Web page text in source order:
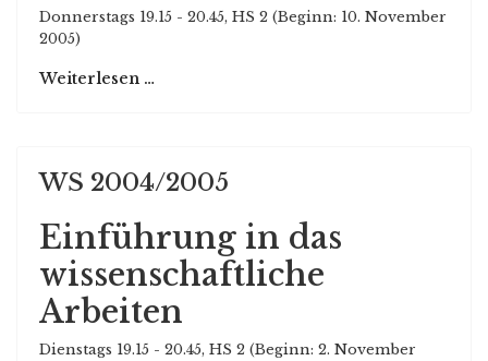
Donnerstags 19.15 - 20.45, HS 2 (Beginn: 10. November
2005)
Weiterlesen …
WS 2004/2005
Einführung in das
wissenschaftliche
Arbeiten
Dienstags 19.15 - 20.45, HS 2 (Beginn: 2. November